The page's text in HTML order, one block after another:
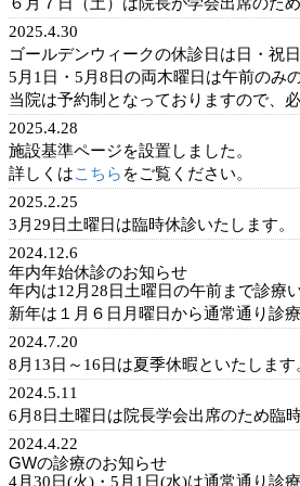
2025.4.30
ゴールデンウィークの休診日は日・祝
5月1日・5月8日の両木曜日は午前のみ
当院は予約制となっておりますので、
2025.4.28
施設基準ページを設置しました。
詳しくはこちら をご覧ください。
2025.2.25
3月29日土曜日は臨時休診いたします。
2024.12.6
年内年始休診のお知らせ
年内は12月28日土曜日の午前まで診療
新年は１月６日月曜日から通常通り診療
2024.7.20
8月13日～16日は夏季休暇といたしま
2024.5.11
6月8日土曜日は院長学会出席のため臨
2024.4.22
GWの診療のお知らせ
4月30日(火)・5月1日(水)は通常通り診